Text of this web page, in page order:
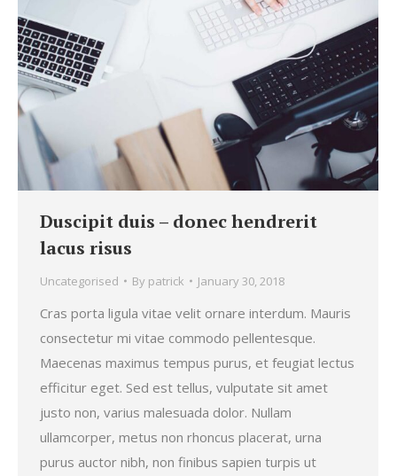
Duscipit duis – donec hendrerit
lacus risus
Uncategorised By patrick January 30, 2018
Cras porta ligula vitae velit ornare interdum. Mauris
consectetur mi vitae commodo pellentesque.
Maecenas maximus tempus purus, et feugiat lectus
efficitur eget. Sed est tellus, vulputate sit amet
justo non, varius malesuada dolor. Nullam
ullamcorper, metus non rhoncus placerat, urna
purus auctor nibh, non finibus sapien turpis ut